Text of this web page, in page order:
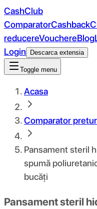
CashClub
ComparatorCashback
reducereVouchereBlog
Login
Descarca extensia
Toggle menu
Acasa
Comparator
Pansament steril
spumă
bucăți
Pansament steril